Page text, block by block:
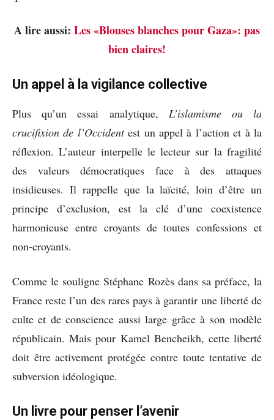
A lire aussi: Les «Blouses blanches pour Gaza»: pas
bien claires!
Un appel à la vigilance collective
Plus qu’un essai analytique, L’islamisme ou la
crucifixion de l’Occidentest un appel à l’action et à la
réflexion. L’auteur interpelle le lecteur sur la fragilité
des valeurs démocratiques face à des attaques
insidieuses. Il rappelle que la laïcité, loin d’être un
principe d’exclusion, est la clé d’une coexistence
harmonieuse entre croyants de toutes confessions et
non-croyants.
Comme le souligne Stéphane Rozès dans sa préface, la
France reste l’un des rares pays à garantir une liberté de
culte et de conscience aussi large grâce à son modèle
républicain. Mais pour Kamel Bencheikh, cette liberté
doit être activement protégée contre toute tentative de
subversion idéologique.
Un livre pour penser l’avenir